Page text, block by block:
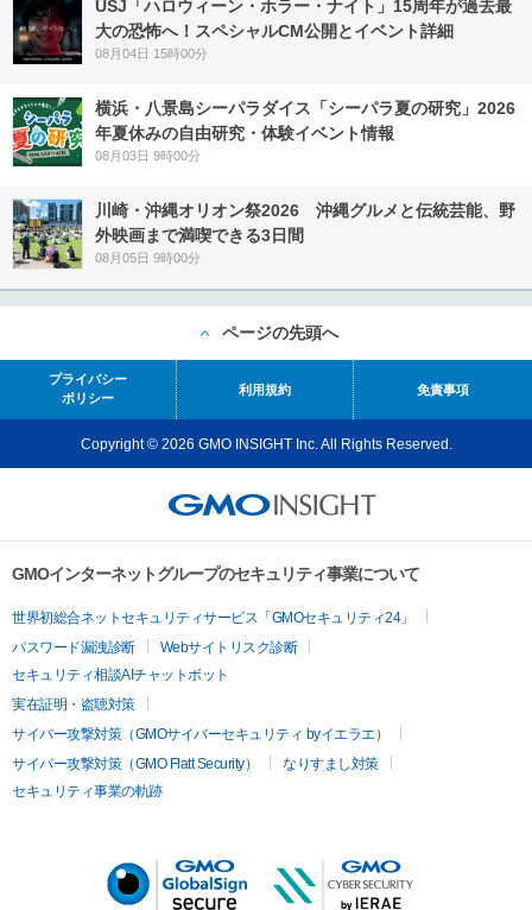
USJ「ハロウィーン・ホラー・ナイト」15周年が過去最
大の恐怖へ！スペシャルCM公開とイベント詳細
08月04日 15時00分
横浜・八景島シーパラダイス「シーパラ夏の研究」2026
年夏休みの自由研究・体験イベント情報
08月03日 9時00分
川崎・沖縄オリオン祭2026 沖縄グルメと伝統芸能、野
外映画まで満喫できる3日間
08月05日 9時00分
ページの先頭へ
プライバシー
ポリシー
利用規約 免責事項
Copyright © 2026 GMO INSIGHT Inc. All Rights Reserved.
GMOインターネットグループのセキュリティ事業について
世界初総合ネットセキュリティサービス「GMOセキュリティ24」
パスワード漏洩診断
Webサイトリスク診断
セキュリティ相談AIチャットボット
実在証明・盗聴対策
サイバー攻撃対策（GMOサイバーセキュリティ byイエラエ）
サイバー攻撃対策（GMO Flatt Security）
なりすまし対策
セキュリティ事業の軌跡